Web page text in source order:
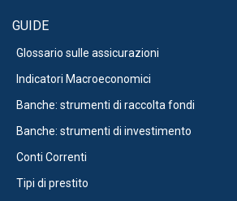
GUIDE
Glossario sulle assicurazioni
Indicatori Macroeconomici
Banche: strumenti di raccolta fondi
Banche: strumenti di investimento
Conti Correnti
Tipi di prestito